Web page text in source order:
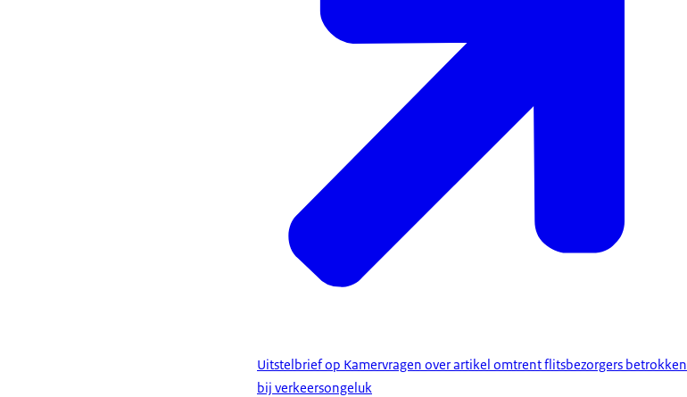
Uitstelbrief op Kamervragen over artikel omtrent flitsbezorgers betrokken
bij verkeersongeluk